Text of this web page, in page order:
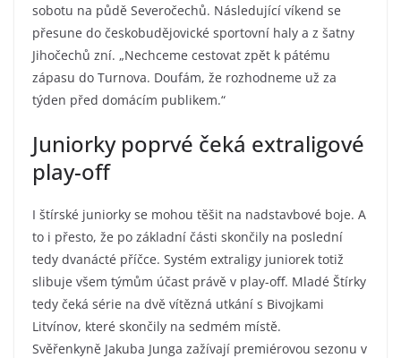
sobotu na půdě Severočechů. Následující víkend se
přesune do českobudějovické sportovní haly a z šatny
Jihočechů zní. „Nechceme cestovat zpět k pátému
zápasu do Turnova. Doufám, že rozhodneme už za
týden před domácím publikem.“
Juniorky poprvé čeká extraligové
play-off
I štírské juniorky se mohou těšit na nadstavbové boje. A
to i přesto, že po základní části skončily na poslední
tedy dvanácté příčce. Systém extraligy juniorek totiž
slibuje všem týmům účast právě v play-off. Mladé Štírky
tedy čeká série na dvě vítězná utkání s Bivojkami
Litvínov, které skončily na sedmém místě.
Svěřenkyně Jakuba Junga zažívají premiérovou sezonu v